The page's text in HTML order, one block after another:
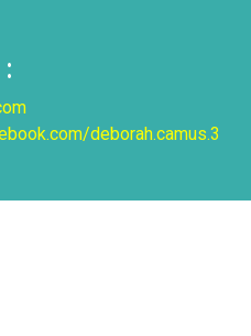
deborah.camus.3